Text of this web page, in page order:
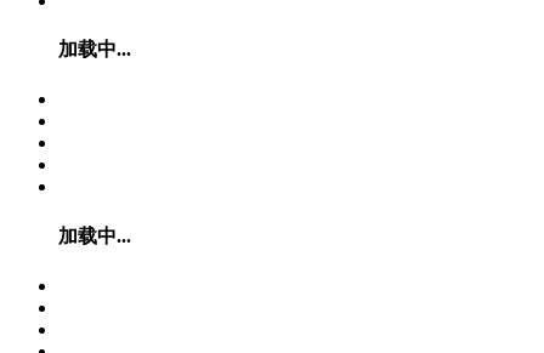
加载中...
加载中...